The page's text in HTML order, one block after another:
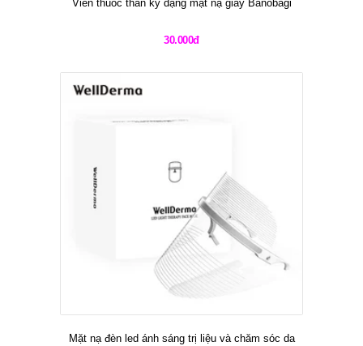
Viên thuốc thần kỳ dạng mặt nạ giấy Banobagi
30.000đ
Mặt nạ đèn led ánh sáng trị liệu và chăm sóc da